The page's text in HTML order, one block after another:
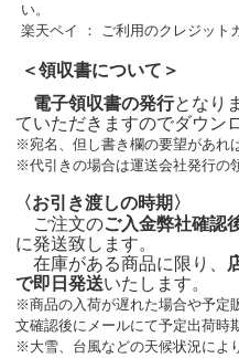
い。
楽天ペイ ： ご利用のクレジット
＜領収書について＞
電子領収書の発行となり
ていただきますのでダウン
※宛名、但し書き欄の要望があれ
※代引きの場合は運送会社発行の
〈お引き渡しの時期〉
ご注文のご入金弊社確認
に発送致します。
在庫がある商品に限り、
で即日発送いたします。
※商品の入荷が遅れた場合や予定
文確認後にメールにて予定出荷時
※大雪、台風などの天候状況によ